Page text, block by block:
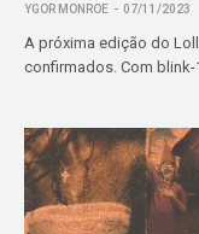
YGOR MONROE 07/11/2023
A próxima edição do
confirmados. Com blink-